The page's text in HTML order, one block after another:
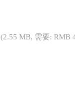
(2.55 MB, 需要: RMB